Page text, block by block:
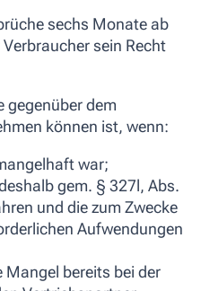
sechs Monate ab
sein Recht
gegenüber dem
können ist, wenn:
war;
gem. § 327l, Abs.
und die zum Zwecke
Aufwendungen
Mangel bereits bei der